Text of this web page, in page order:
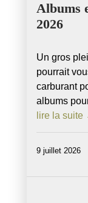
Albums
2026
Un gros
pourrait
carburant
albums
lire la suite
9 juillet 2026